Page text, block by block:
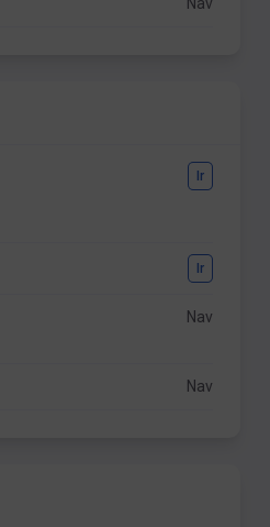
Ir
Ir
Nav
Nav